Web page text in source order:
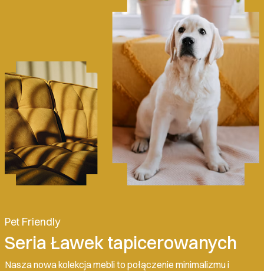
Pet Friendly
Seria Ławek tapicerowanych
Nasza nowa kolekcja mebli to połączenie minimalizmu i